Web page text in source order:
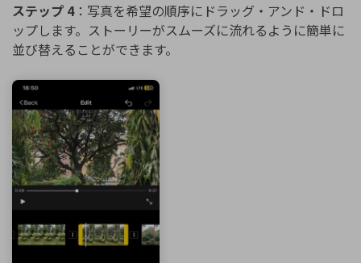
ステップ 4：写真を希望の順序にドラッグ・アンド・ドロ
ップします。ストーリーがスムーズに流れるように簡単に
並び替えることができます。